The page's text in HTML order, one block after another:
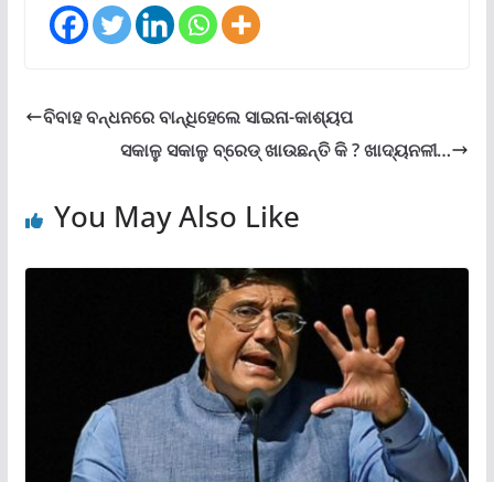
ବିବାହ ବନ୍ଧନରେ ବାନ୍ଧିହେଲେ ସାଇନା-କାଶ୍ୟପ
ସକାଳୁ ସକାଳୁ ବ୍ରେଡ୍ ଖାଉଛନ୍ତି କି ? ଖାଦ୍ୟନଳୀ…
You May Also Like